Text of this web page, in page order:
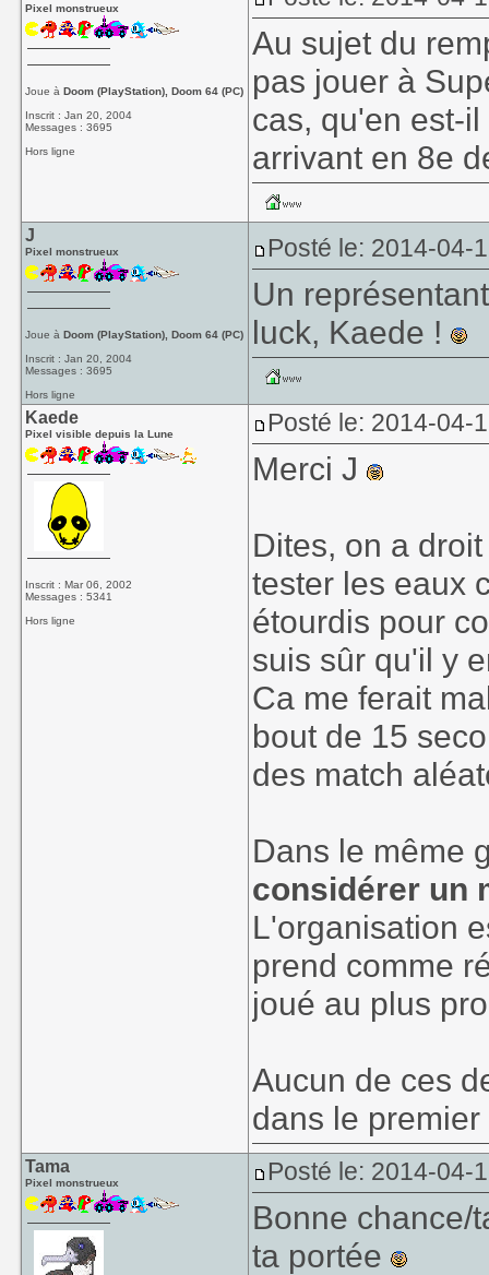
Pixel monstrueux
Joue àDoom (PlayStation), Doom 64 (PC)
Inscrit : Jan 20, 2004
Messages : 3695
Hors ligne
Au sujet du
pas jouer à
cas, qu'en est-
arrivant en 8e
J
Pixel monstrueux
Joue àDoom (PlayStation), Doom 64 (PC)
Inscrit : Jan 20, 2004
Messages : 3695
Hors ligne
Posté le: 2014-04-
Un
luck, Kaede !
Kaede
Pixel visible depuis la Lune
Inscrit : Mar 06, 2002
Messages : 5341
Hors ligne
Posté le: 2014-04-
Merci J
Dites, on a
tester les eaux
étourdis pour
suis sûr qu'il y
Ca me ferait
bout de 15
des match
Dans le même
considérer un
L'organisation
prend comme
joué au plus
Aucun de ces
dans le
Tama
Pixel monstrueux Posté le: 2014-04-
Bonne chance/
ta portée